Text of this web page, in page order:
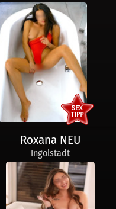
Roxana NEU
Ingolstadt